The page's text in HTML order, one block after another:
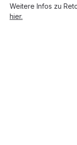
Weitere Infos zu
hier.